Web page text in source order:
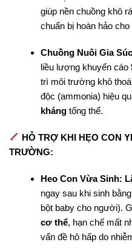
giúp nền chuồng khô
chuẩn bị hoàn hảo cho
Chuồng Nuôi Gia
liều lượng khuyến cáo
trì môi trường khô
độc (ammonia) hiệu
khángtổng thể.
HỖ TRỢ KHI HẸO CON
TRƯỜNG:
Heo Con Vừa Sinh:
ngay sau khi sinh
bột baby cho người).
cơ thể, hạn chế mất
vấn đề hô hấp do